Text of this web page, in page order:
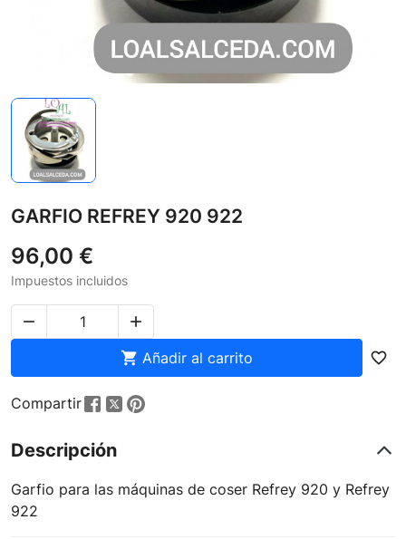
GARFIO REFREY 920 922
96,00 €
Impuestos incluidos


 Añadir al carrito favorite_border
Compartir
Descripción
Garfio para las máquinas de coser Refrey 920 y Refrey
922